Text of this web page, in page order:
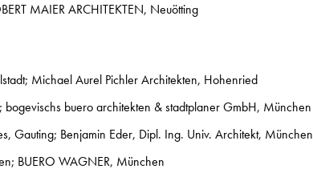
MAIER ARCHITEKTEN, Neuötting
Michael Aurel Pichler Architekten, Hohenried
bogevischs buero architekten & stadtplaner GmbH, München
Gauting; Benjamin Eder, Dipl. Ing. Univ. Architekt, München
BUERO WAGNER, München